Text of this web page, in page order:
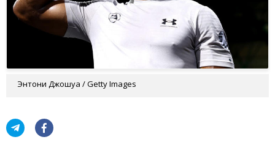
Энтони Джошуа / Getty Images